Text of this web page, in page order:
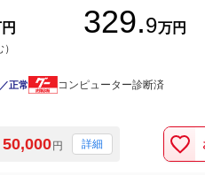
329.9万円
正常 コンピューター診断済
50,000円 詳細